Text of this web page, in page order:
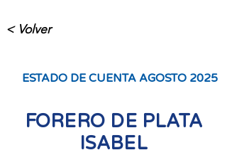
< Volver
ESTADO DE CUENTA AGOSTO 2025
FORERO DE PLATA
ISABEL